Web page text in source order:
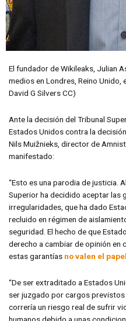
El fundador de Wikileaks, Julian
medios en Londres, Reino
David G Silvers CC)
Ante la decisión del Tribunal
Estados Unidos contra la
Nils Muižnieks, director de
manifestado:
“Esto es una parodia de justicia.
Superior ha decidido aceptar las
irregularidades, que ha dado
recluido en régimen de
seguridad. El hecho de que
derecho a cambiar de opinión en
estas garantías no valen el
“De ser extraditado a Estados
ser juzgado por cargos previstos
correría un riesgo real de sufrir